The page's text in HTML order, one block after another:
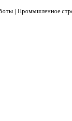
| Промышленное